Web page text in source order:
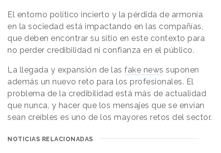
El entorno político incierto y la pérdida de armonía
en la sociedad está impactando en las compañías,
que deben encontrar su sitio en este contexto para
no perder credibilidad ni confianza en el público.
La llegada y expansión de las fake news suponen
además un nuevo reto para los profesionales. El
problema de la credibilidad está más de actualidad
que nunca, y hacer que los mensajes que se envían
sean creíbles es uno de los mayores retos del sector.
NOTICIAS RELACIONADAS